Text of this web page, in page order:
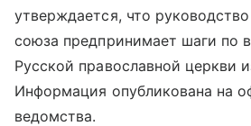
утверждается, что
союза предпринимает шаги по
Русской православной церкви
Информация опубликована на
ведомства.